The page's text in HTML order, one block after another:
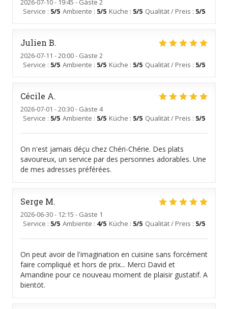
2026-07-10- 19:45 - Gäste 2
Service : 5/5 Ambiente : 5/5 Küche : 5/5 Qualität / Preis : 5/5
Julien B
2026-07-11 - 20:00 - Gäste 2
Service : 5/5 Ambiente : 5/5 Küche : 5/5 Qualität / Preis : 5/5
Cécile A
2026-07-01 - 20:30 - Gäste 4
Service : 5/5 Ambiente : 5/5 Küche : 5/5 Qualität / Preis : 5/5
On n'est jamais déçu chez Chéri-Chérie. Des plats
savoureux, un service par des personnes adorables. Une
de mes adresses préférées.
Serge M
2026-06-30- 12:15 - Gäste 1
Service : 5/5 Ambiente : 4/5 Küche : 5/5 Qualität / Preis : 5/5
On peut avoir de l'imagination en cuisine sans forcément
faire compliqué et hors de prix... Merci David et
Amandine pour ce nouveau moment de plaisir gustatif. A
bientöt.